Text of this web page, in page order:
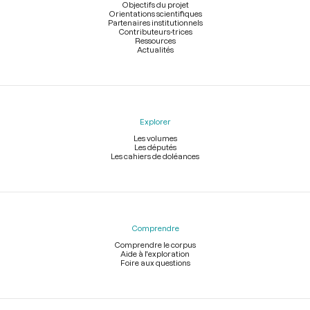
Objectifs du projet
Orientations scientifiques
Partenaires institutionnels
Contributeurs-trices
Ressources
Actualités
Explorer
Les volumes
Les députés
Les cahiers de doléances
Comprendre
Comprendre le corpus
Aide à l'exploration
Foire aux questions